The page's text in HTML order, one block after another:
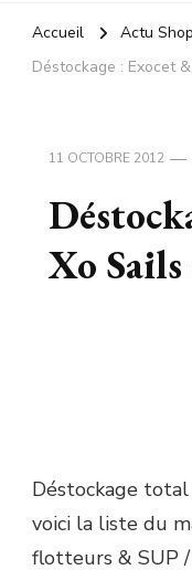
Accueil
Actu Shop
Déstockage : Exocet
11 OCTOBRE 2012
Xo
Déstockage
voici la liste du
flotteurs & SUP